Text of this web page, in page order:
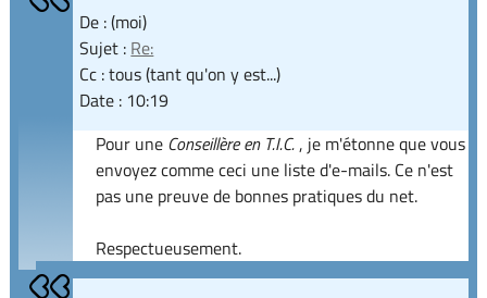
De : (moi)
Sujet : Re:
Cc : tous (tant qu'on y est...)
Date : 10:19
Pour une Conseillère en T.I.C., je m'étonne que vous
envoyez comme ceci une liste d'e-mails. Ce n'est
pas une preuve de bonnes pratiques du net.
Respectueusement.